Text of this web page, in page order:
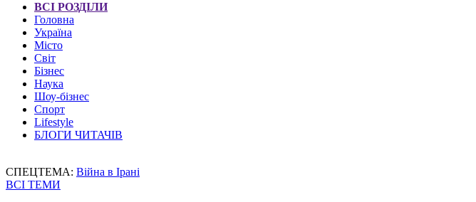
ВСІ РОЗДІЛИ
Головна
Україна
Місто
Світ
Бізнес
Наука
Шоу-бізнес
Спорт
Lifestyle
БЛОГИ ЧИТАЧІВ
СПЕЦТЕМА: Війна в Ірані
ВСІ ТЕМИ